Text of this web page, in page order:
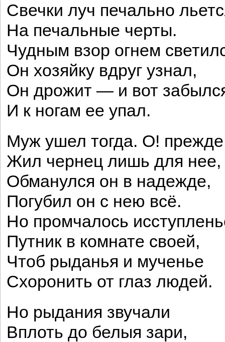
Свечки луч печально
На печальные черты.
Чудным взор огнем
Он хозяйку вдруг узнал,
Он дрожит — и вот
И к ногам ее упал.
Муж ушел тогда. О! прежде
Жил чернец лишь для нее,
Обманулся он в надежде,
Погубил он с нею всё.
Но промчалось
Путник в комнате своей,
Чтоб рыданья и мученье
Схоронить от глаз людей.
Но рыдания звучали
Вплоть до белыя зари,